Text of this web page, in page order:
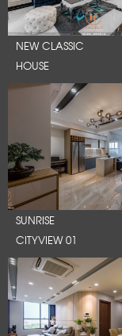
NEW CLASSIC
HOUSE
SUNRISE
CITYVIEW 01